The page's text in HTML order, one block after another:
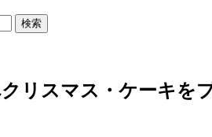
リスマス・ケーキを